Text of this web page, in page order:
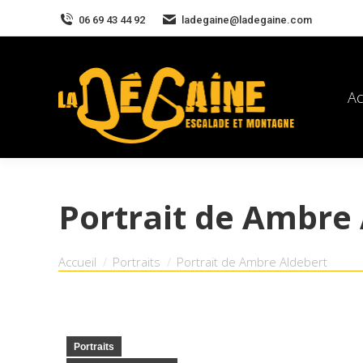
06 69 43 44 92 ladegaine@ladegaine.com
Portrait de
Vous êtes ici :
Accueil Portraits Portrait de Ambre Aldebert
Portraits